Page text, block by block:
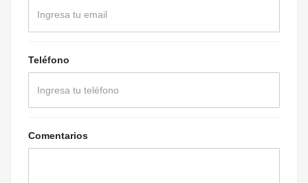
Teléfono
Comentarios